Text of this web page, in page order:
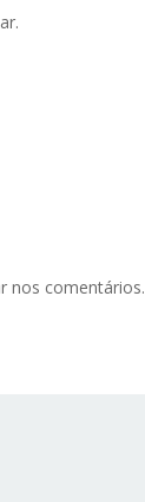
nos comentários.